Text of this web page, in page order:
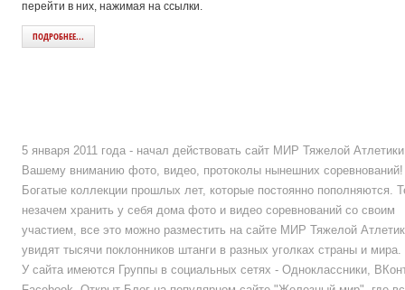
перейти в них, нажимая на ссылки.
ПОДРОБНЕЕ...
5 января 2011 года - начал действовать сайт МИР Тяжелой
Вашему вниманию фото, видео, протоколы нынешних соревнований!
Богатые коллекции прошлых лет, которые постоянно пополняются.
незачем хранить у себя дома фото и видео соревнований со своим
участием, все это можно разместить на сайте МИР Тяжелой
увидят тысячи поклонников штанги в разных уголках страны и мира.
У сайта имеются Группы в социальных сетях - Одноклассники,